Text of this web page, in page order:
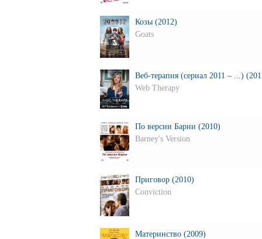
Козы (2012)
Goats
Веб-терапия (сериал 2011 – ...)
Web Therapy
По версии Барни (2010)
Barney's Version
Приговор (2010)
Conviction
Материнство (2009)